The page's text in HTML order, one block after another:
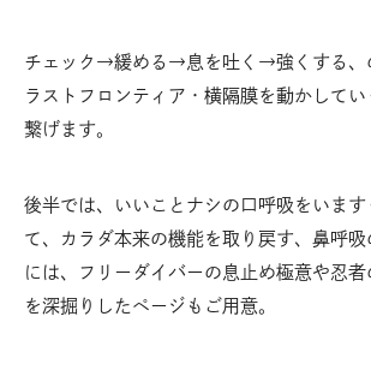
チェック→緩める→息を吐く→強くする、
ラストフロンティア・横隔膜を動かして
繋げます。
後半では、いいことナシの口呼吸をいま
て、カラダ本来の機能を取り戻す、鼻呼
には、フリーダイバーの息止め極意や忍
を深掘りしたページもご用意。